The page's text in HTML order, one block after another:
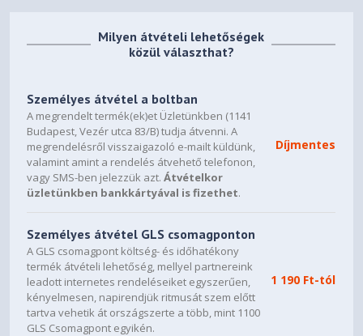
Accessories
Detachable microphone
Milyen átvételi lehetőségek
közül választhat?
Személyes átvétel a boltban
A megrendelt termék(ek)et Üzletünkben (1141
Budapest, Vezér utca 83/B) tudja átvenni. A
megrendelésről visszaigazoló e-mailt küldünk,
valamint amint a rendelés átvehető telefonon,
vagy SMS-ben jelezzük azt.Átvételkor
üzletünkben bankkártyával is fizethet.
Díjmentes
Személyes átvétel GLS csomagponton
A GLS csomagpont költség- és időhatékony
termék átvételi lehetőség, mellyel partnereink
leadott internetes rendeléseiket egyszerűen,
kényelmesen, napirendjük ritmusát szem előtt
tartva vehetik át országszerte a több, mint 1100
GLS Csomagpont egyikén.
1 190 Ft-tól